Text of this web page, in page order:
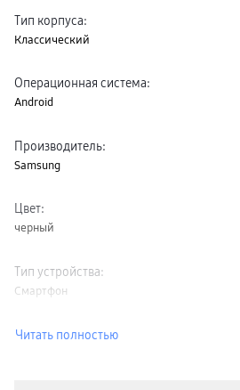
Тип корпуса:
Классический
Операционная система:
Android
Производитель:
Samsung
Цвет:
черный
Тип устройства:
Смартфон
Читать полностью